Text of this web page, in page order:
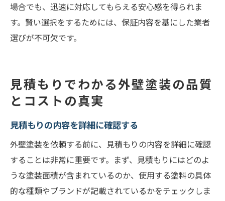
場合でも、迅速に対応してもらえる安心感を得られま
す。賢い選択をするためには、保証内容を基にした業者
選びが不可欠です。
見積もりでわかる外壁塗装の品質
とコストの真実
見積もりの内容を詳細に確認する
外壁塗装を依頼する前に、見積もりの内容を詳細に確認
することは非常に重要です。まず、見積もりにはどのよ
うな塗装面積が含まれているのか、使用する塗料の具体
的な種類やブランドが記載されているかをチェックしま